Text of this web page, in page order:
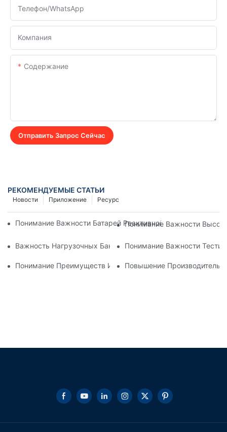
Телефон/WhatsApp
Компания
Содержание
Отправить Запрос Сейчас
РЕКОМЕНДУЕМЫЕ СТАТЬИ
Ресурс
Приложение
Новости
Понимание Важности Батарей Реактивной Нагрузки При
Понимание Важности
Важность Нагрузочных Банков Центров Обработки
Понимание Важности
Понимание Преимуществ Использования Индукторов С
Повышение